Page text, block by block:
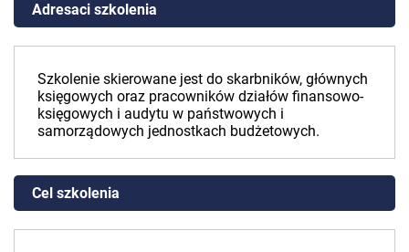
Adresaci szkolenia
Szkolenie skierowane jest do skarbników, głównych
księgowych oraz pracowników działów finansowo-
księgowych i audytu w państwowych i
samorządowych jednostkach budżetowych.
Cel szkolenia